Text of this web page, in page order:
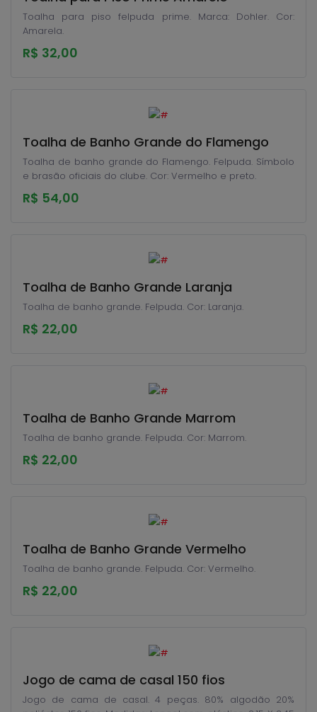
Toalha para piso felpuda prime. Marca: Dohler. Cor:
Amarela.
R$ 32,00
Toalha de Banho Grande do Flamengo
Toalha de banho grande do Flamengo. Felpuda. Símbolo
e brasão oficiais do clube. Cor: Vermelho e preto.
R$ 54,00
Toalha de Banho Grande Laranja
Toalha de banho grande. Felpuda. Cor: Laranja.
R$ 22,00
Toalha de Banho Grande Marrom
Toalha de banho grande. Felpuda. Cor: Marrom.
R$ 22,00
Toalha de Banho Grande Vermelho
Toalha de banho grande. Felpuda. Cor: Vermelho.
R$ 22,00
Jogo de cama de casal 150 fios
Jogo de cama de casal. 4 peças. 80% algodão 20%